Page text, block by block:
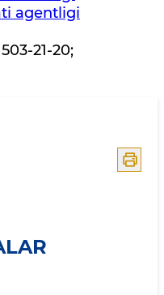
agentligi
21-20;